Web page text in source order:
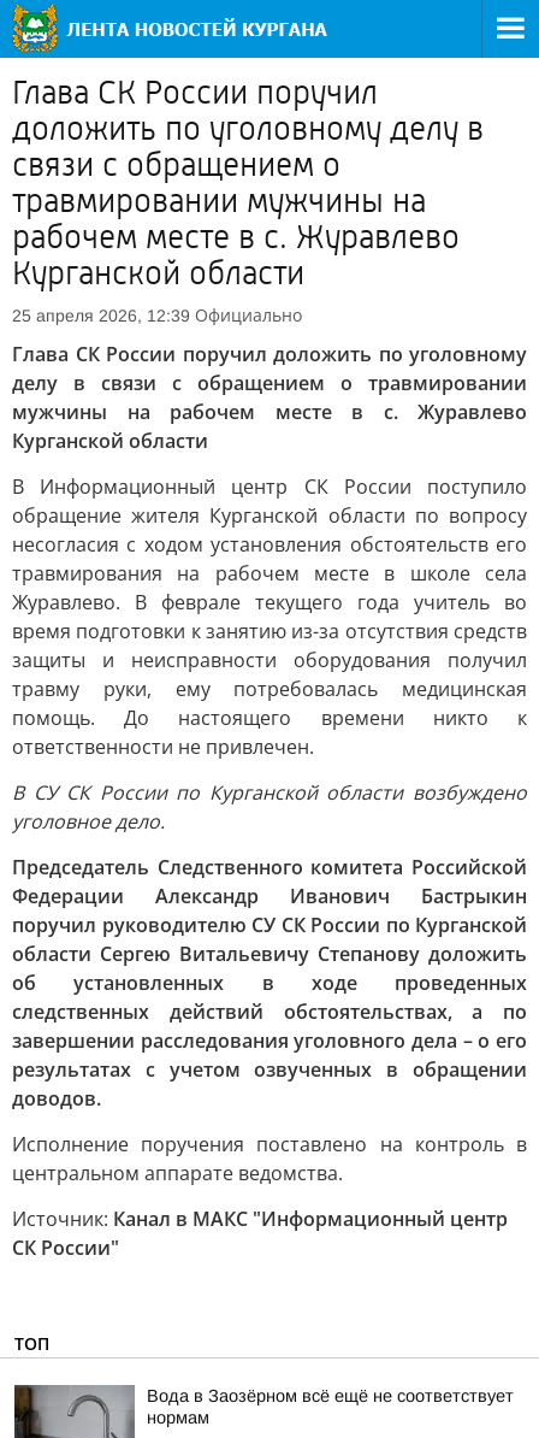
Глава СК России поручил
доложить по уголовному делу в
связи с обращением о
травмировании мужчины на
рабочем месте в с. Журавлево
Курганской области
25 апреля 2026, 12:39 Официально
Глава СК России поручил доложить по уголовному
делу в связи с обращением о травмировании
мужчины на рабочем месте в с. Журавлево
Курганской области
В Информационный центр СК России поступило
обращение жителя Курганской области по вопросу
несогласия с ходом установления обстоятельств его
травмирования на рабочем месте в школе села
Журавлево. В феврале текущего года учитель во
время подготовки к занятию из-за отсутствия средств
защиты и неисправности оборудования получил
травму руки, ему потребовалась медицинская
помощь. До настоящего времени никто к
ответственности не привлечен.
В СУ СК России по Курганской области возбуждено
уголовное дело.
Председатель Следственного комитета Российской
Федерации Александр Иванович Бастрыкин
поручил руководителю СУ СК России по Курганской
области Сергею Витальевичу Степанову доложить
об установленных в ходе проведенных
следственных действий обстоятельствах, а по
завершении расследования уголовного дела – о его
результатах с учетом озвученных в обращении
доводов.
Исполнение поручения поставлено на контроль в
центральном аппарате ведомства.
Источник: Канал в МАКС "Информационный центр
СК России"
ТОП
Вода в Заозёрном всё ещё не соответствует
нормам